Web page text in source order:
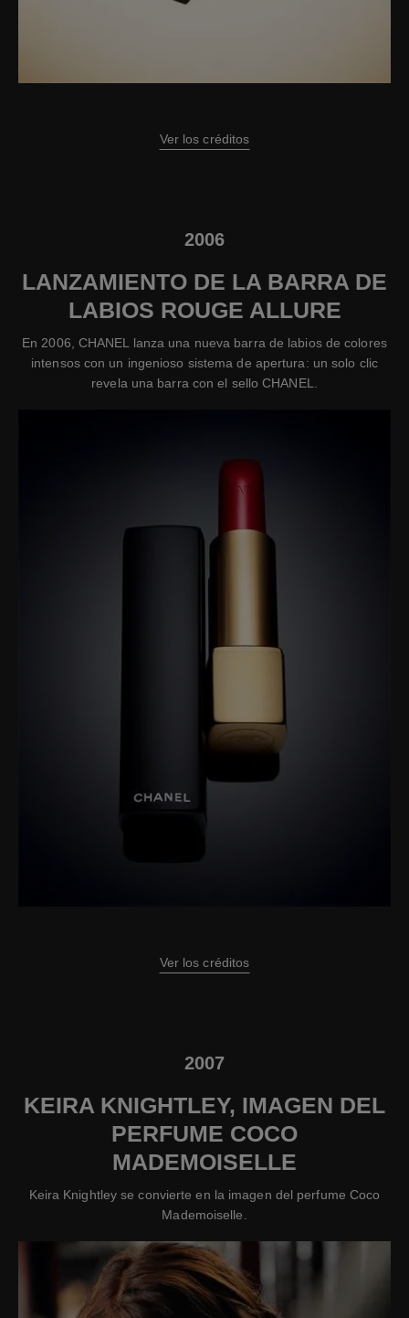
Ver los créditos
2006
LANZAMIENTO DE LA BARRA DE
LABIOS ROUGE ALLURE
En 2006, CHANEL lanza una nueva barra de labios de colores
intensos con un ingenioso sistema de apertura: un solo clic
revela una barra con el sello CHANEL.
Ver los créditos
2007
KEIRA KNIGHTLEY, IMAGEN DEL
PERFUME COCO
MADEMOISELLE
Keira Knightley se convierte en la imagen del perfume Coco
Mademoiselle.